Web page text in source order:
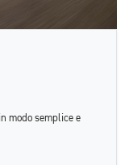
modo semplice e